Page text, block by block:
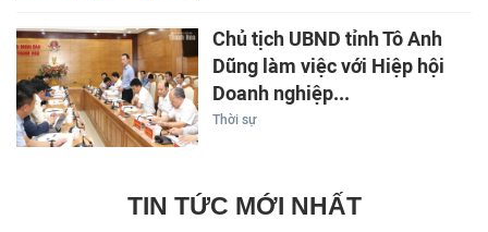
Chủ tịch UBND tỉnh Tô Anh
Dũng làm việc với Hiệp hội
Doanh nghiệp...
Thời sự
TIN TỨC MỚI NHẤT